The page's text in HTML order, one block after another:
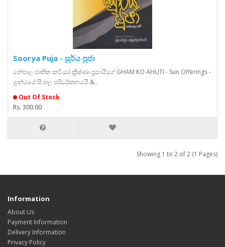
Soorya Puja - සූර්ය පූජා
නේපාල ජාතික කවියර ක්‍රිෂ්ණා ප්‍රසායිගේ GHAM KO AHUTI - Sun Offerings -
ග්‍රන්ථයේ සිංහල පරිවර්තනයයි.&..
Out Of Stock
Rs. 300.00
Showing 1 to 2 of 2 (1 Pages)
Information
About Us
Payment Information
Delivery Information
Privacy Policy